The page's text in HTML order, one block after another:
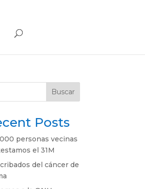
Buscar
Posts
personas vecinas
el 31M
del cáncer de